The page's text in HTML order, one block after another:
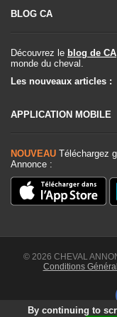
BLOG CA
Découvrez le blog de CA
monde du cheval.
Les nouveaux articles :
APPLICATION MOBILE
NOUVEAU Téléchargez
Annonce :
© 2026 CHEVAL
Conditions
By continuing to